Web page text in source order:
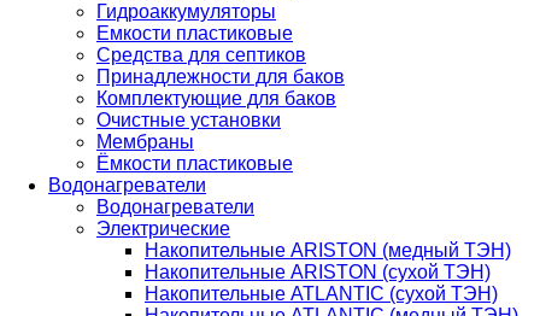
Гидроаккумуляторы
Емкости пластиковые
Средства для септиков
Принадлежности для баков
Комплектующие для баков
Очистные установки
Мембраны
Ёмкости пластиковые
Водонагреватели
Водонагреватели
Электрические
Накопительные ARISTON (медный ТЭН)
Накопительные ARISTON (сухой ТЭН)
Накопительные ATLANTIC (сухой ТЭН)